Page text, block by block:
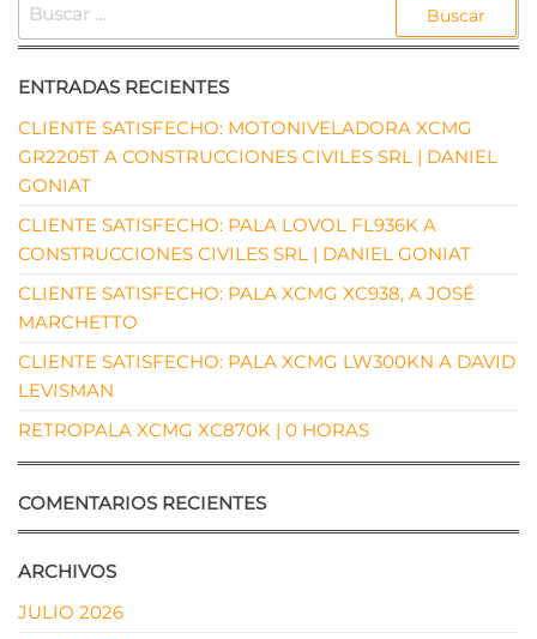
entradas
ENTRADAS RECIENTES
CLIENTE SATISFECHO: MOTONIVELADORA XCMG
GR2205T A CONSTRUCCIONES CIVILES SRL | DANIEL
GONIAT
CLIENTE SATISFECHO: PALA LOVOL FL936K A
CONSTRUCCIONES CIVILES SRL | DANIEL GONIAT
CLIENTE SATISFECHO: PALA XCMG XC938, A JOSÉ
MARCHETTO
CLIENTE SATISFECHO: PALA XCMG LW300KN A DAVID
LEVISMAN
RETROPALA XCMG XC870K | 0 HORAS
COMENTARIOS RECIENTES
ARCHIVOS
JULIO 2026